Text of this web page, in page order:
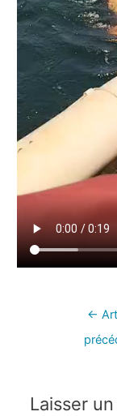
←
Laisser